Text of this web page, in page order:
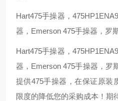
Hart475手操器，
器，Emerson 475手操器，罗
Hart475手操器，
器，Emerson 475手操器，罗
提供475手操器，在保证原装
限度的降低您的采购成本！期